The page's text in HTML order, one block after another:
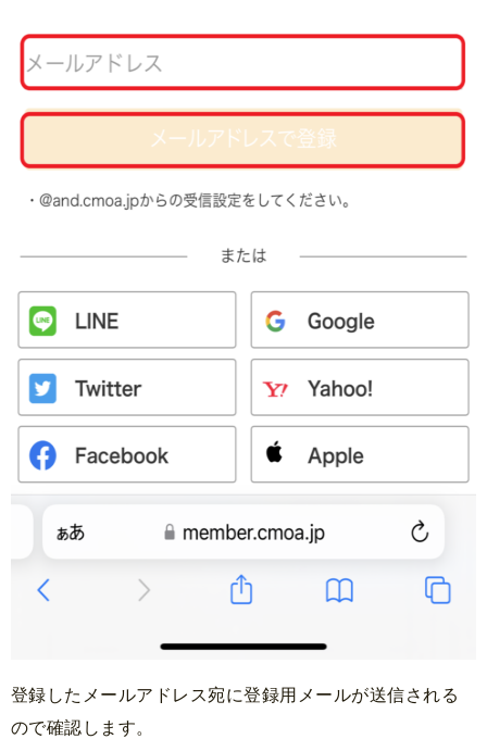
登録したメールアドレス宛に登録用メールが送信される
ので確認します。